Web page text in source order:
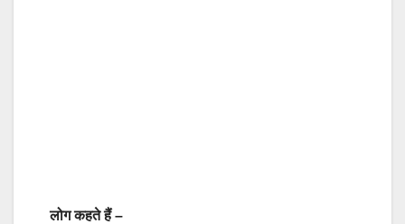
लोग कहते हैं –